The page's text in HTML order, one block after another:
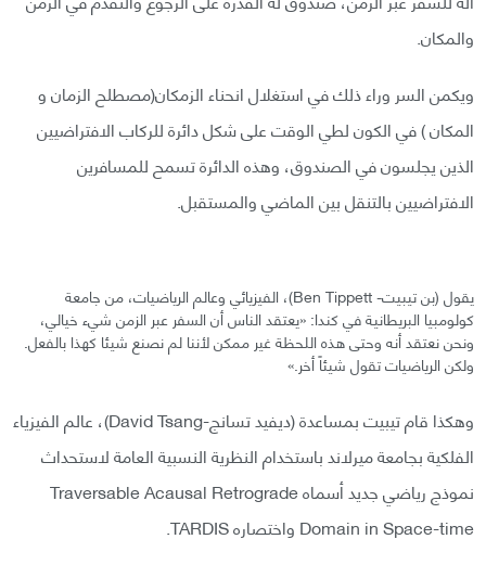
والمكان.
ويكمن السر وراء ذلك في استغلال انحناء الزمكان(مصطلح الزمان و
المكان ) في الكون لطي الوقت على شكل دائرة للركاب الافتراضيين
الذين يجلسون في الصندوق، وهذه الدائرة تسمح للمسافرين
الافتراضيين بالتنقل بين الماضي والمستقبل.
يقول (بن تيبيت- Ben Tippett)، الفيزيائي وعالم الرياضيات، من جامعة
كولومبيا البريطانية في كندا: «يعتقد الناس أن السفر عبر الزمن شيء خيالي،
ونحن نعتقد أنه وحتى هذه اللحظة غير ممكن لأننا لم نصنع شيئا كهذا بالفعل.
ولكن الرياضيات تقول شيئاً أخر.»
وهكذا قام تيبيت بمساعدة (ديفيد تسانج-David Tsang)، عالم الفيزياء
الفلكية بجامعة ميرلاند باستخدام النظرية النسبية العامة لاستحداث
نموذج رياضي جديد أسماه Traversable Acausal Retrograde
Domain in Space-time واختصاره TARDIS.